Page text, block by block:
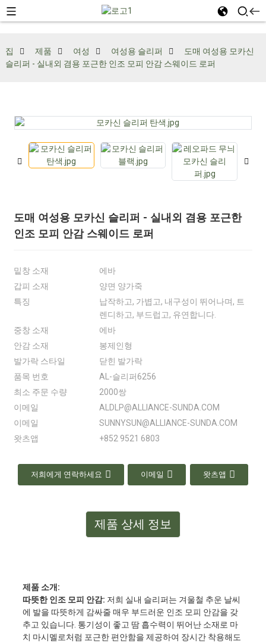
집 제품 여성 여성용 슬리퍼
도매 여성용 모카신
슬리퍼 - 실내외 겸용 포근한 인조 모피 안감 스웨이드 로퍼
도매 여성용 모카신 슬리퍼 - 실내외 겸용 포근한
인조 모피 안감 스웨이드 로퍼
밑창 소재
에바
갑피 소재
양면 양가죽
특징
납작하고, 가볍고, 내구성이 뛰어나며, 트
렌디하고, 부드럽고, 유연합니다.
중창 소재
에바
안감 소재
봉제인형
발가락 스타일
닫힌 발가락
품목 번호
AL-슬리퍼6256
최소 주문 수량
2000쌍
이메일
ALDLP@ALLIANCE-SUNDA.COM
이메일
SUNNYSUN@ALLIANCE-SUNDA.COM
왓츠앱
+852 9521 6803
저희에게 연락하세요 이메일 왓츠앱
제품 상세 정보
제품 소개:
따뜻한 인조 모피 안감: 저희 실내 슬리퍼는 겨울철 추운 날씨
에 발을 따뜻하게 감싸줄 매우 부드러운 인조 모피 안감을 갖
추고 있습니다. 통기성이 좋고 땀 흡수력이 뛰어난 소재로 마
치 마시멜로처럼 포근한 편안함을 제공하여 장시간 착용해도